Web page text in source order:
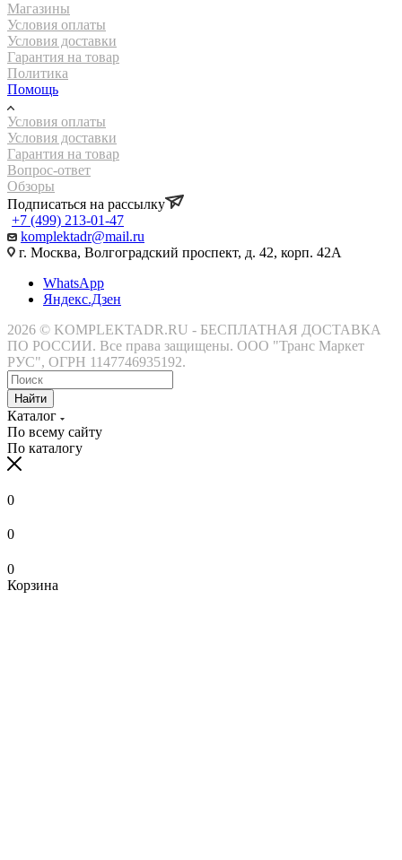
Магазины
Условия оплаты
Условия доставки
Гарантия на товар
Политика
Помощь
Условия оплаты
Условия доставки
Гарантия на товар
Вопрос-ответ
Обзоры
Подписаться на рассылку
+7 (499) 213-01-47
komplektadr@mail.ru
г. Москва, Волгоградский проспект, д. 42, корп. 42А
WhatsApp
Яндекс.Дзен
2026 © KOMPLEKTADR.RU - БЕСПЛАТНАЯ ДОСТАВКА
ПО РОССИИ. Все права защищены. ООО "Транс Маркет
РУС", ОГРН 1147746935192.
Найти
Каталог
По всему сайту
По каталогу
0
0
0
Корзина